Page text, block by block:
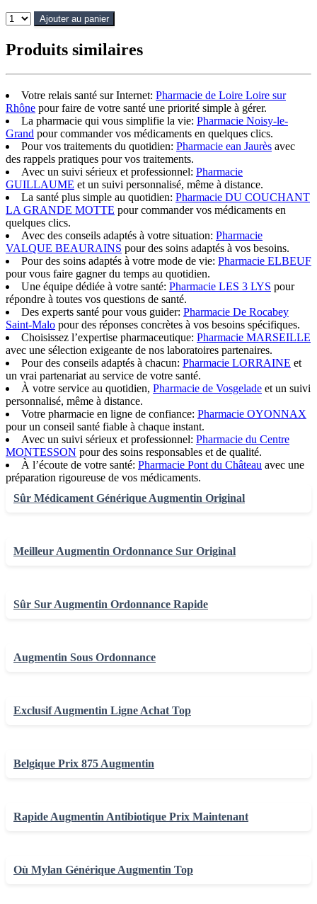
Ajouter au panier
Produits similaires
Votre relais santé sur Internet: Pharmacie de Loire Loire sur
Rhône pour faire de votre santé une priorité simple à gérer.
La pharmacie qui vous simplifie la vie: Pharmacie Noisy-le-
Grand pour commander vos médicaments en quelques clics.
Pour vos traitements du quotidien: Pharmacie ean Jaurès avec
des rappels pratiques pour vos traitements.
Avec un suivi sérieux et professionnel: Pharmacie
GUILLAUME et un suivi personnalisé, même à distance.
La santé plus simple au quotidien: Pharmacie DU COUCHANT
LA GRANDE MOTTE pour commander vos médicaments en
quelques clics.
Avec des conseils adaptés à votre situation: Pharmacie
VALQUE BEAURAINS pour des soins adaptés à vos besoins.
Pour des soins adaptés à votre mode de vie: Pharmacie ELBEUF
pour vous faire gagner du temps au quotidien.
Une équipe dédiée à votre santé: Pharmacie LES 3 LYS pour
répondre à toutes vos questions de santé.
Des experts santé pour vous guider: Pharmacie De Rocabey
Saint-Malo pour des réponses concrètes à vos besoins spécifiques.
Choisissez l’expertise pharmaceutique: Pharmacie MARSEILLE
avec une sélection exigeante de nos laboratoires partenaires.
Pour des conseils adaptés à chacun: Pharmacie LORRAINE et
un vrai partenariat au service de votre santé.
À votre service au quotidien, Pharmacie de Vosgelade et un suivi
personnalisé, même à distance.
Votre pharmacie en ligne de confiance: Pharmacie OYONNAX
pour un conseil santé fiable à chaque instant.
Avec un suivi sérieux et professionnel: Pharmacie du Centre
MONTESSON pour des soins responsables et de qualité.
À l’écoute de votre santé: Pharmacie Pont du Château avec une
préparation rigoureuse de vos médicaments.
Sûr Médicament Générique Augmentin Original
Meilleur Augmentin Ordonnance Sur Original
Sûr Sur Augmentin Ordonnance Rapide
Augmentin Sous Ordonnance
Exclusif Augmentin Ligne Achat Top
Belgique Prix 875 Augmentin
Rapide Augmentin Antibiotique Prix Maintenant
Où Mylan Générique Augmentin Top